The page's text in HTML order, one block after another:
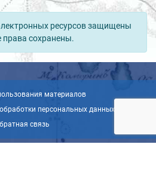
ресурсов защищены
права сохранены.
материалов
персональных данных
связь